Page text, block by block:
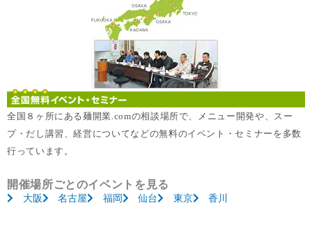
全国８ヶ所にある麺開業.comの相談場所で、メニュー開発や、スー
プ・だし講習、経営についてなどの無料のイベント・セミナーを多数
行っています。
開催場所ごとのイベントを見る
大阪 名古屋 福岡 仙台 東京 香川